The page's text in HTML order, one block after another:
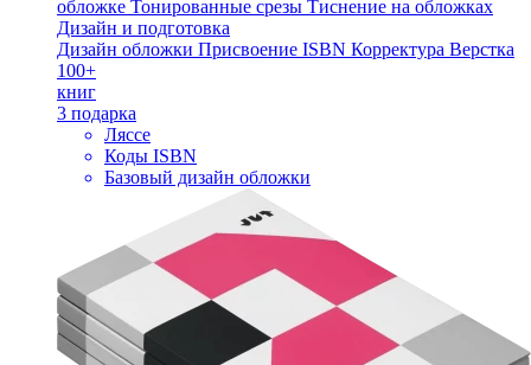
обложке Тонированные срезы Тиснение на обложках
Дизайн и подготовка
Дизайн обложки Присвоение ISBN Корректура Верстка
100+
книг
3 подарка
Ляссе
Коды ISBN
Базовый дизайн обложки